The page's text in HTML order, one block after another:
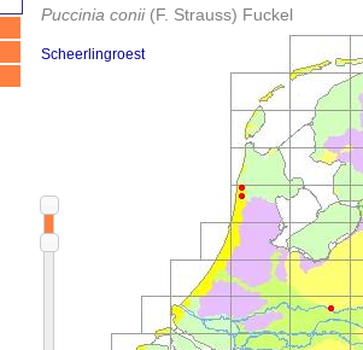
Puccinia conii (F. Strauss) Fuckel
Scheerlingroest